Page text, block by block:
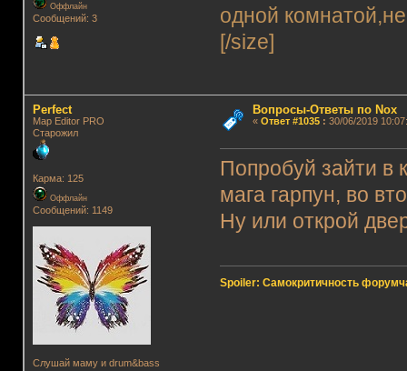
Оффлайн
Сообщений: 3
одной
[/size]
Perfect
Map Editor PRO
Старожил
Карма: 125
Оффлайн
Сообщений: 1149
Слушай маму и drum&bass
Вопросы-Ответы по Nox
« Ответ #1035: 30/06/2019
Попробуй зайти в
мага гарпун, во
Ну или открой
Spoiler: Самокритичность